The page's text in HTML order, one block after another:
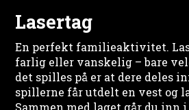
Lasertag
En perfekt familieaktivitet.
farlig eller vanskelig – bare
det spilles på er at dere deles
spillerne får utdelt en vest og
Sammen med laget går du inn